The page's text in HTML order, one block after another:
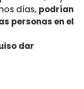
días, podrían
personas en el
dar